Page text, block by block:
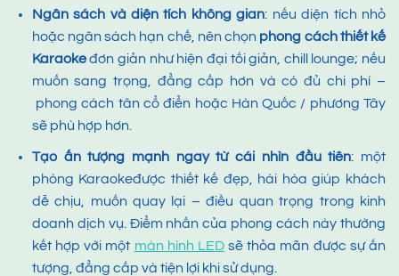
Ngân sách và diện tích không gian: nếu diện tích nhỏ
hoặc ngân sách hạn chế, nên chọn phong cách thiết kế
Karaokeđơn giản như hiện đại tối giản, chill lounge; nếu
muốn sang trọng, đẳng cấp hơn và có đủ chi phí –
phong cách tân cổ điển hoặc Hàn Quốc / phương Tây
sẽ phù hợp hơn.
Tạo ấn tượng mạnh ngay từ cái nhìn đầu tiên: một
phòng Karaokeđược thiết kế đẹp, hài hòa giúp khách
dễ chịu, muốn quay lại – điều quan trọng trong kinh
doanh dịch vụ. Điểm nhấn của phong cách này thường
kết hợp với một màn hình LEDsẽ thỏa mãn được sự ấn
tượng, đẳng cấp và tiện lợi khi sử dụng.